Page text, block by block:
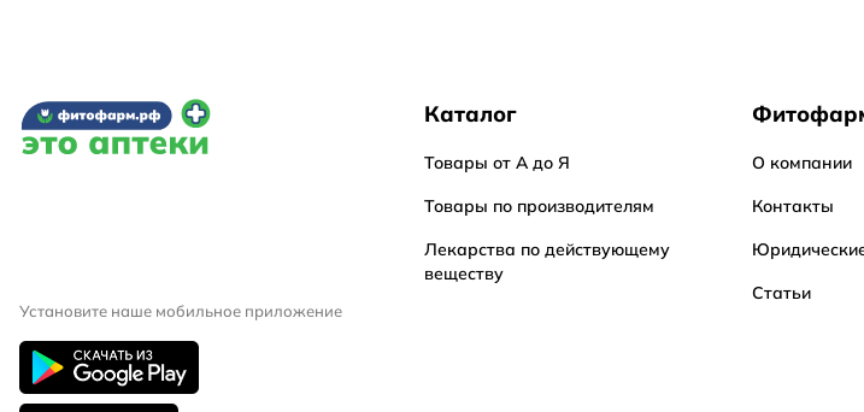
Установите наше мобильное приложение
Каталог
Товары от А до Я
Товары по производителям
Лекарства по действующему
веществу
О компании
Контакты
Статьи